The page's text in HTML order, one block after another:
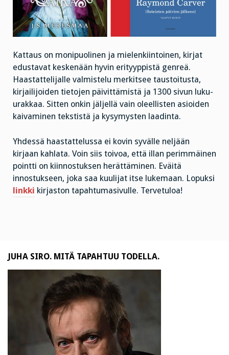
Kattaus on monipuolinen ja mielenkiintoinen, kirjat
edustavat keskenään hyvin erityyppistä genreä.
Haastattelijalle valmistelu merkitsee taustoitusta,
kirjailijoiden tietojen päivittämistä ja 1300 sivun luku-
urakkaa. Sitten onkin jäljellä vain oleellisten asioiden
kaivaminen tekstistä ja kysymysten laadinta.
Yhdessä haastattelussa ei kovin syvälle neljään
kirjaan kahlata. Voin siis toivoa, että illan perimmäinen
pointti on kiinnostuksen herättäminen. Eväitä
innostukseen, joka saa kuulijat itse lukemaan. Lopuksi
linkki kirjaston tapahtumasivulle. Tervetuloa!
JUHA SIRO. MITÄ TAPAHTUU TODELLA.